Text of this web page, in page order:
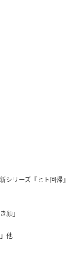
シリーズ『ヒト回帰』
顔」
他